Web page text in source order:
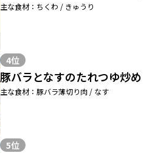
主な食材：ちくわ / きゅうり
4位
豚バラとなすのたれつゆ炒め
主な食材：豚バラ薄切り肉 / なす
5位